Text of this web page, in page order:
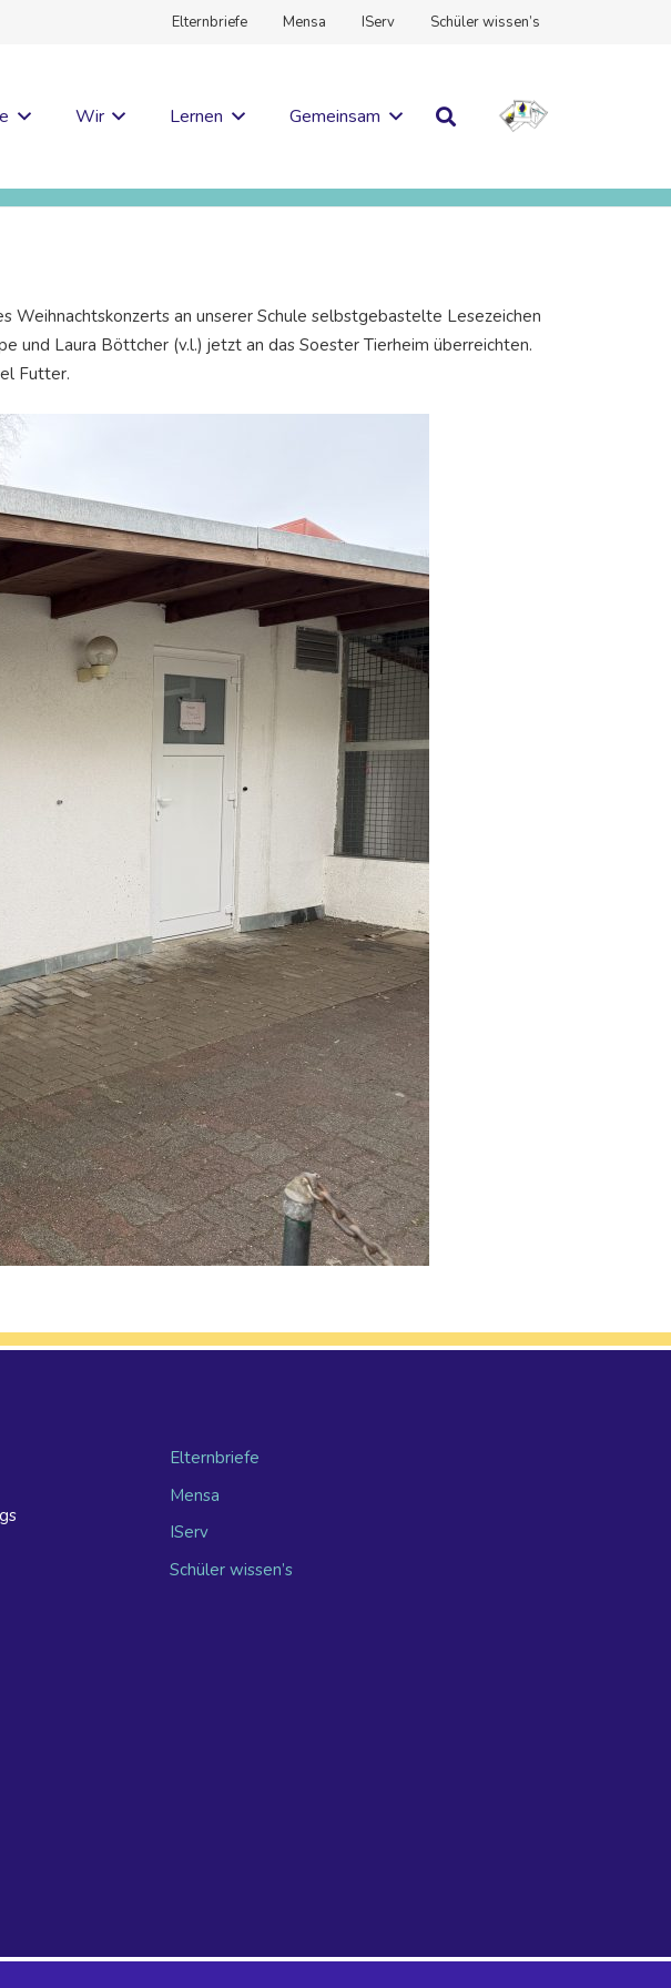
Elternbriefe Mensa IServ Schüler wissen’s
Wir Lernen Gemeinsam
Weihnachtskonzerts an unserer Schule selbstgebastelte Lesezeichen
und Laura Böttcher (v.l.) jetzt an das Soester Tierheim überreichten.
Futter.
Elternbriefe
Mensa
IServ
Schüler wissen’s